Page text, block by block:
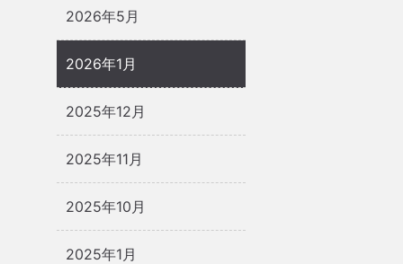
2026年5月
2026年1月
2025年12月
2025年11月
2025年10月
2025年1月